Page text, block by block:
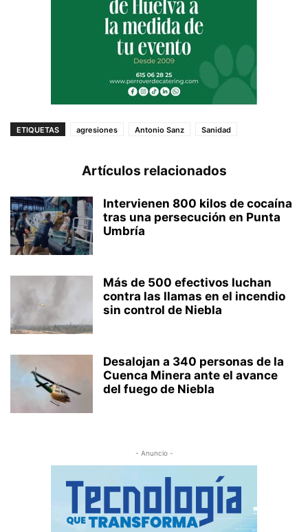
ETIQUETAS agresiones Antonio Sanz Sanidad
Artículos relacionados
Intervienen 800 kilos de cocaína
tras una persecución en Punta
Umbría
Más de 500 efectivos luchan
contra las llamas en el incendio
sin control de Niebla
Desalojan a 340 personas de la
Cuenca Minera ante el avance
del fuego de Niebla
- Anuncio -